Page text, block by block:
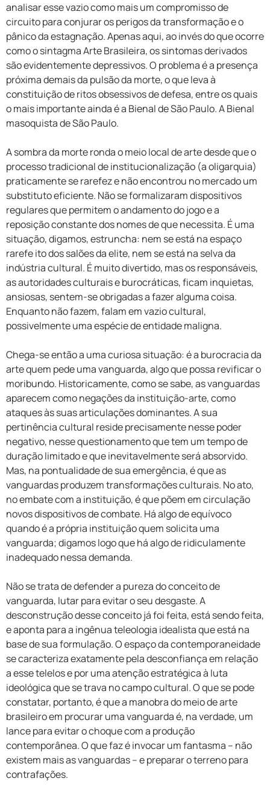
analisar esse vazio como mais um compromisso de
circuito para conjurar os perigos da transformação e o
pânico da estagnação. Apenas aqui, ao invés do que ocorre
como o sintagma Arte Brasileira, os sintomas derivados
são evidentemente depressivos. O problema é a presença
próxima demais da pulsão da morte, o que leva à
constituição de ritos obsessivos de defesa, entre os quais
o mais importante ainda é a Bienal de São Paulo. A Bienal
masoquista de São Paulo.
A sombra da morte ronda o meio local de arte desde que o
processo tradicional de institucionalização (a oligarquia)
praticamente se rarefez e não encontrou no mercado um
substituto eficiente. Não se formalizaram dispositivos
regulares que permitem o andamento do jogo e a
reposição constante dos nomes de que necessita. É uma
situação, digamos, estruncha: nem se está na espaço
rarefe ito dos salões da elite, nem se está na selva da
indústria cultural. É muito divertido, mas os responsáveis,
as autoridades culturais e burocráticas, ficam inquietas,
ansiosas, sentem-se obrigadas a fazer alguma coisa.
Enquanto não fazem, falam em vazio cultural,
possivelmente uma espécie de entidade maligna.
Chega-se então a uma curiosa situação: é a burocracia da
arte quem pede uma vanguarda, algo que possa revificar o
moribundo. Historicamente, como se sabe, as vanguardas
aparecem como negações da instituição-arte, como
ataques às suas articulações dominantes. A sua
pertinência cultural reside precisamente nesse poder
negativo, nesse questionamento que tem um tempo de
duração limitado e que inevitavelmente será absorvido.
Mas, na pontualidade de sua emergência, é que as
vanguardas produzem transformações culturais. No ato,
no embate com a instituição, é que põem em circulação
novos dispositivos de combate. Há algo de equívoco
quando é a própria instituição quem solicita uma
vanguarda; digamos logo que há algo de ridiculamente
inadequado nessa demanda.
Não se trata de defender a pureza do conceito de
vanguarda, lutar para evitar o seu desgaste. A
desconstrução desse conceito já foi feita, está sendo feita,
e aponta para a ingênua teleologia idealista que está na
base de sua formulação. O espaço da contemporaneidade
se caracteriza exatamente pela desconfiança em relação
a esse telelos e por uma atenção estratégica à luta
ideológica que se trava no campo cultural. O que se pode
constatar, portanto, é que a manobra do meio de arte
brasileiro em procurar uma vanguarda é, na verdade, um
lance para evitar o choque com a produção
contemporânea. O que faz é invocar um fantasma – não
existem mais as vanguardas – e preparar o terreno para
contrafações.